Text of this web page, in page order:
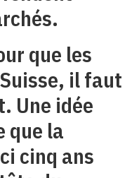
que les
il faut
Une idée
que la
cinq ans